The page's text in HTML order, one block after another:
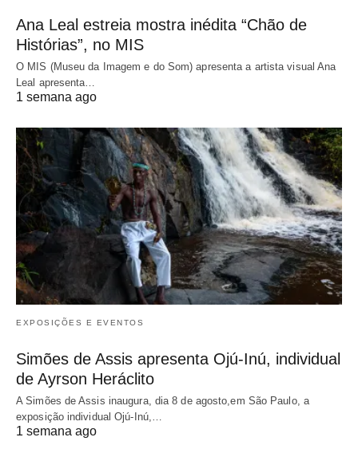
Ana Leal estreia mostra inédita “Chão de
Histórias”, no MIS
O MIS (Museu da Imagem e do Som) apresenta a artista visual Ana
Leal apresenta…
1 semana ago
EXPOSIÇÕES E EVENTOS
Simões de Assis apresenta Ojú-Inú, individual
de Ayrson Heráclito
A Simões de Assis inaugura, dia 8 de agosto,em São Paulo, a
exposição individual Ojú-Inú,…
1 semana ago